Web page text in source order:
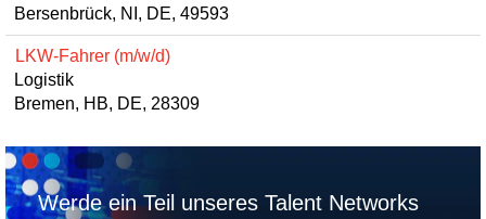
Bersenbrück, NI, DE, 49593
LKW-Fahrer (m/w/d)
Logistik
Bremen, HB, DE, 28309
Werde ein Teil unseres Talent Networks